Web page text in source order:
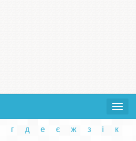
Toggle
г д е є ж з і к